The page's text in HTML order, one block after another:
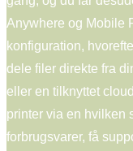
Anywhere og Mobile
konfiguration,
dele filer direkte fra
eller en tilknyttet
printer via en hvilken
forbrugsvarer, få